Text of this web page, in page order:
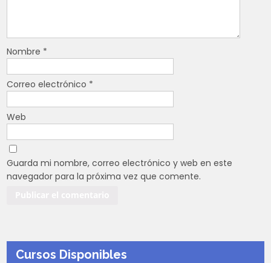
Nombre *
Correo electrónico *
Web
Guarda mi nombre, correo electrónico y web en este
navegador para la próxima vez que comente.
Cursos Disponibles